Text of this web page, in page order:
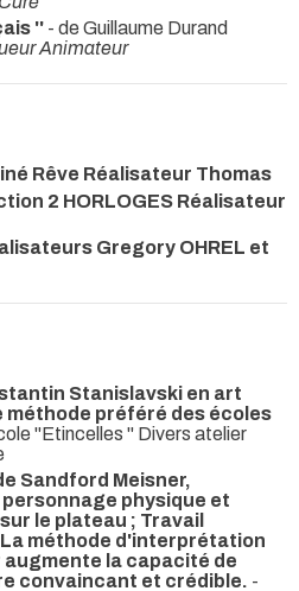
'' - de Guillaume Durand
Animateur
Rêve Réalisateur Thomas
2 HORLOGES Réalisateur
Gregory OHREL et
Stanislavski en art
préféré des écoles
''Etincelles '' Divers atelier
Sandford Meisner,
physique et
le plateau ; Travail
La méthode d'interprétation
augmente la capacité de
convaincant et crédible. -